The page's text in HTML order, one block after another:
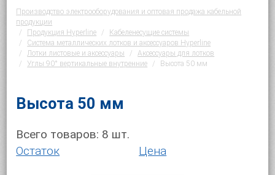
Производство электрооборудования и оптовая продажа кабельной
продукции
Продукция Hyperline
Кабеленесущие системы
Система металлических лотков и аксессуаров Hyperline
Лотки листовые и аксессуары
Аксессуары для лотков
Углы 90° вертикальные внутренние
Высота 50 мм
Высота 50 мм
Всего товаров: 8 шт.
Остаток
Цена